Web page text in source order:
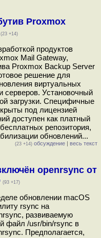
Proxmox
(23 +14)
продуктов
Mail Gateway,
Proxmox Backup Server
решение для
виртуальных
серверов. Установочный
загрузки. Специфичные
под лицензией
доступен как платный
репозитория,
обновлений...
(23 +14) обсуждение | весь текст
openrsync от
(93 +17)
обновлении macOS
rsync на
развиваемую
файл /usr/bin/rsync в
Предполагается,